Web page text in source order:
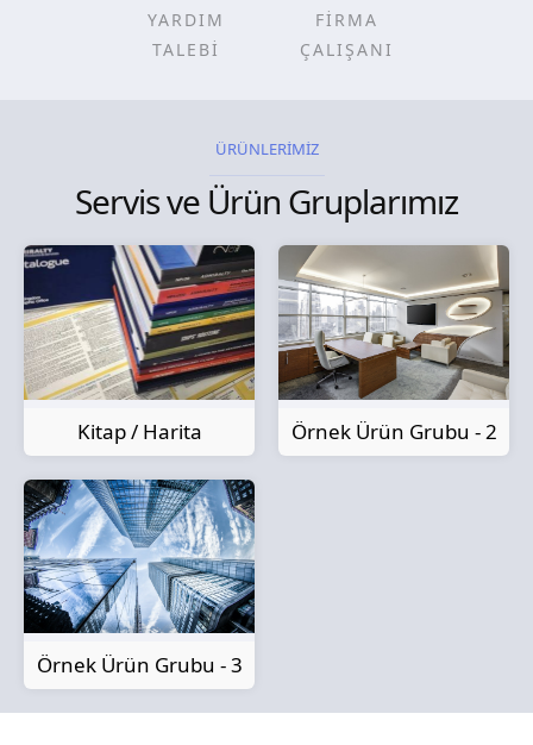
YARDIM
TALEBİ
FİRMA
ÇALIŞANI
ÜRÜNLERİMİZ
Servis ve Ürün Gruplarımız
Kitap / Harita Örnek Ürün Grubu - 2
Örnek Ürün Grubu - 3